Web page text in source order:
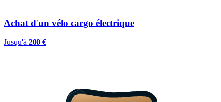
Achat d'un vélo cargo électrique
Jusqu'à 200 €